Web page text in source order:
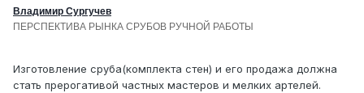
Владимир Сургучев
ПЕРСПЕКТИВА РЫНКА СРУБОВ РУЧНОЙ РАБОТЫ
Изготовление сруба(комплекта стен) и его продажа должна
стать прерогативой частных мастеров и мелких артелей.